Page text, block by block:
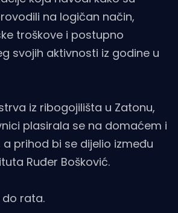
na logičan način,
troškove i postupno
svojih aktivnosti iz godine u
iz ribogojilišta u Zatonu,
plasirala se na domaćem i
prihod bi se dijelio između
Ruđer Bošković.
do rata.